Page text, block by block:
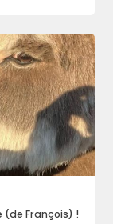
(de François) !